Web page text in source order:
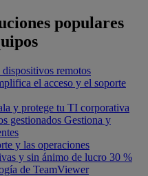
populares
dispositivos remotos
el acceso y el soporte
y protege tu TI corporativa
gestionados Gestiona y
y las operaciones
y sin ánimo de lucro 30 %
de TeamViewer